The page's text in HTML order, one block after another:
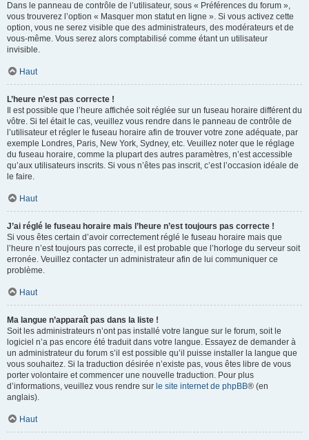
Dans le panneau de contrôle de l’utilisateur, sous « Préférences du forum »,
vous trouverez l’option « Masquer mon statut en ligne ». Si vous activez cette
option, vous ne serez visible que des administrateurs, des modérateurs et de
vous-même. Vous serez alors comptabilisé comme étant un utilisateur
invisible.
Haut
L’heure n’est pas correcte !
Il est possible que l’heure affichée soit réglée sur un fuseau horaire différent du
vôtre. Si tel était le cas, veuillez vous rendre dans le panneau de contrôle de
l’utilisateur et régler le fuseau horaire afin de trouver votre zone adéquate, par
exemple Londres, Paris, New York, Sydney, etc. Veuillez noter que le réglage
du fuseau horaire, comme la plupart des autres paramètres, n’est accessible
qu’aux utilisateurs inscrits. Si vous n’êtes pas inscrit, c’est l’occasion idéale de
le faire.
Haut
J’ai réglé le fuseau horaire mais l’heure n’est toujours pas correcte !
Si vous êtes certain d’avoir correctement réglé le fuseau horaire mais que
l’heure n’est toujours pas correcte, il est probable que l’horloge du serveur soit
erronée. Veuillez contacter un administrateur afin de lui communiquer ce
problème.
Haut
Ma langue n’apparaît pas dans la liste !
Soit les administrateurs n’ont pas installé votre langue sur le forum, soit le
logiciel n’a pas encore été traduit dans votre langue. Essayez de demander à
un administrateur du forum s’il est possible qu’il puisse installer la langue que
vous souhaitez. Si la traduction désirée n’existe pas, vous êtes libre de vous
porter volontaire et commencer une nouvelle traduction. Pour plus
d’informations, veuillez vous rendre sur le site internet de phpBB® (en
anglais).
Haut